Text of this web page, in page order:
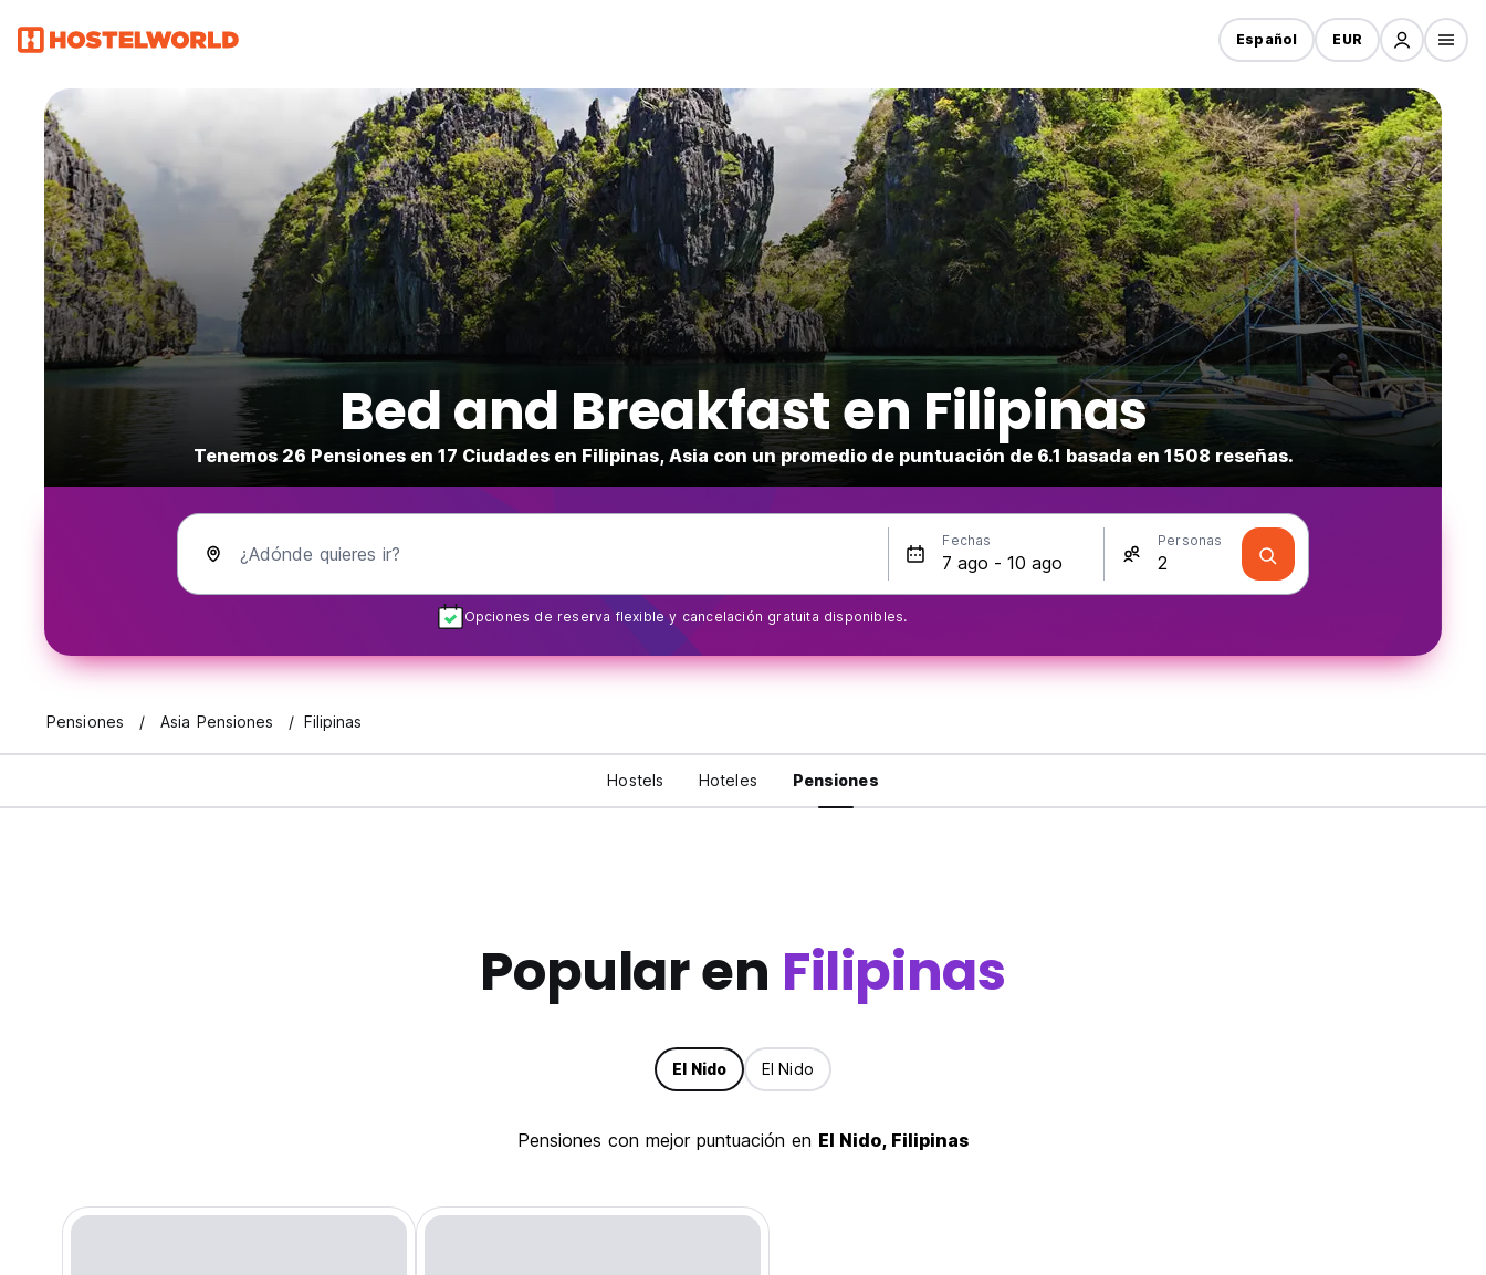
Español EUR
Bed and Breakfast en Filipinas
Tenemos 26 Pensiones en 17 Ciudades en Filipinas, Asia con un promedio de puntuación de 6.1 basada en 1508 reseñas.
¿Adónde quieres ir?
Fechas Personas
Opciones de reserva flexible y cancelación gratuita disponibles.
Pensiones Asia Pensiones Filipinas
Hostels Hoteles Pensiones
Popular en Filipinas
El Nido El Nido
pensiones con mejor puntuación en El Nido, Filipinas